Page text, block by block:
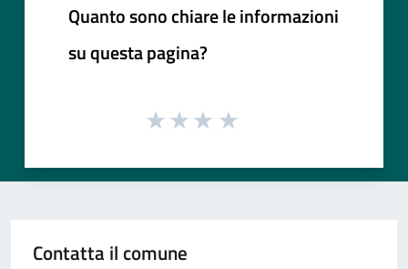
Quanto sono chiare le informazioni
su questa pagina?
Contatta il comune